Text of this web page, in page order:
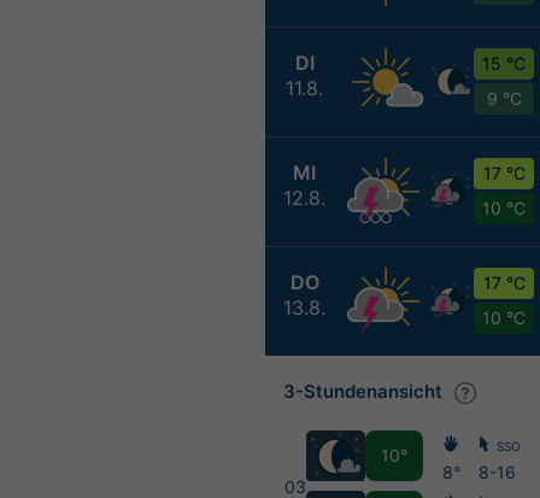
DI
11.8.
15 °C
9 °C
MI
12.8.
17 °C
10 °C
DO
13.8.
17 °C
10 °C
3-Stundenansicht
03
10°
8°
SSO
8-16